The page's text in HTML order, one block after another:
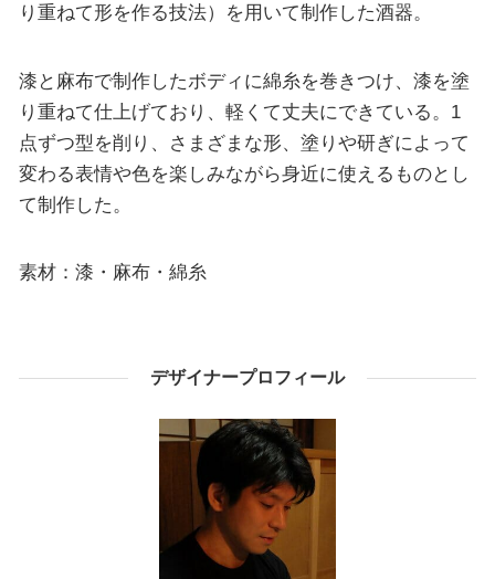
り重ねて形を作る技法）を用いて制作した酒器。
漆と麻布で制作したボディに綿糸を巻きつけ、漆を塗
り重ねて仕上げており、軽くて丈夫にできている。1
点ずつ型を削り、さまざまな形、塗りや研ぎによって
変わる表情や色を楽しみながら身近に使えるものとし
て制作した。
素材：漆・麻布・綿糸
デザイナープロフィール